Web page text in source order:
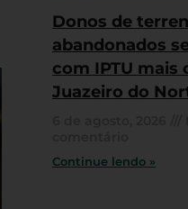
Donos de
abandonados
com IPTU mais
Juazeiro do
Continue lendo »